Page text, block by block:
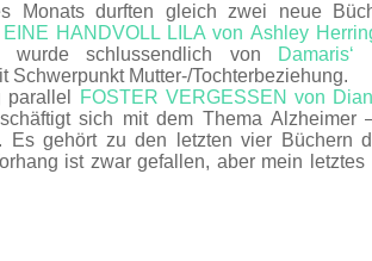
Monats durften gleich zwei neue
EINE HANDVOLL LILA von Ashley
wurde schlussendlich von
Damaris‘
Schwerpunkt Mutter-/Tochterbeziehung.
parallel
FOSTER VERGESSEN von
sich mit dem Thema
Es gehört zu den letzten vier Büchern
ist zwar gefallen, aber mein